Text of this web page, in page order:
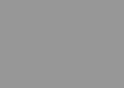
finestra))